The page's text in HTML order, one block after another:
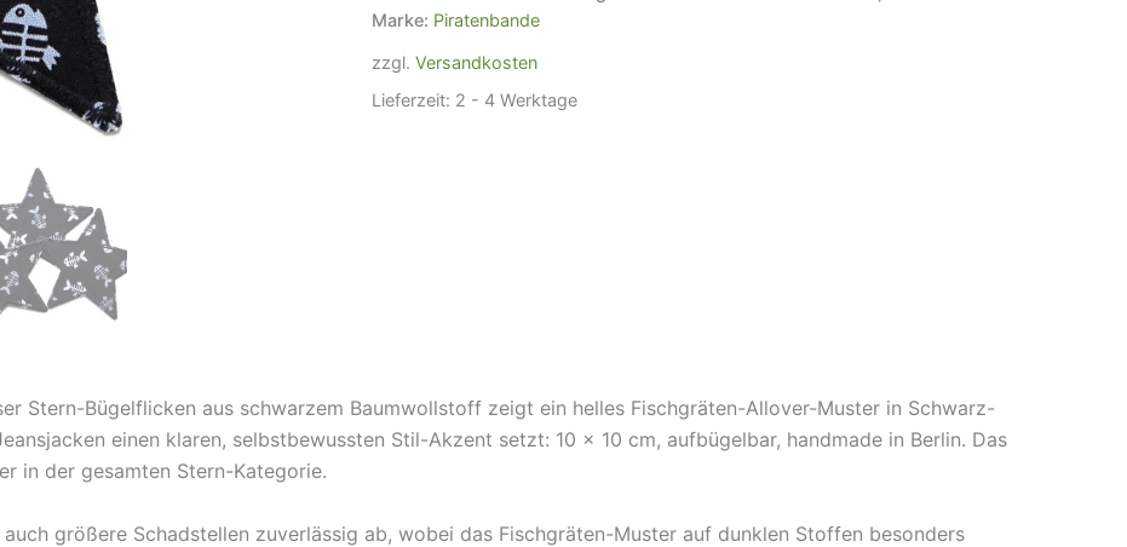
cm
Menge
Marke: Piratenbande
zzgl. Versandkosten
Lieferzeit: 2 - 4 Werktage
Stern-Bügelflicken aus schwarzem Baumwollstoff zeigt ein helles Fischgräten-Allover-Muster in Schwarz-
einen klaren, selbstbewussten Stil-Akzent setzt: 10 × 10 cm, aufbügelbar, handmade in Berlin. Das
in der gesamten Stern-Kategorie.
größere Schadstellen zuverlässig ab, wobei das Fischgräten-Muster auf dunklen Stoffen besonders